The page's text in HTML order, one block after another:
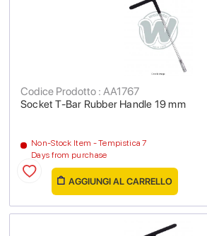
Socket T-Bar Rubber Handle 19 mm
Codice Prodotto : AA1767
Non-Stock Item - Tempistica 7
Days from purchase
AGGIUNGI AL CARRELLO